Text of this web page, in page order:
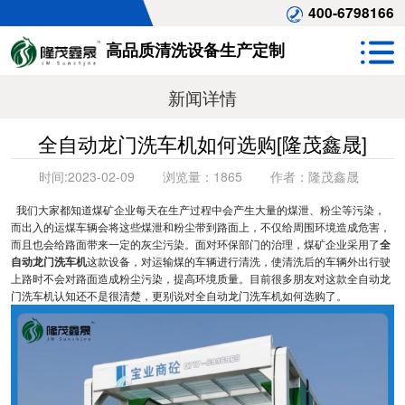
400-6798166
高品质清洗设备生产定制
新闻详情
全自动龙门洗车机如何选购[隆茂鑫晟]
时间:2023-02-09 浏览量： 1865 作者： 隆茂鑫晟
我们大家都知道煤矿企业每天在生产过程中会产生大量的煤泄、粉尘等污染，
而出入的运煤车辆会将这些煤泄和粉尘带到路面上，不仅给周围环境造成危害，
而且也会给路面带来一定的灰尘污染。面对环保部门的治理，煤矿企业采用了全
自动龙门洗车机这款设备，对运输煤的车辆进行清洗，使清洗后的车辆外出行驶
上路时不会对路面造成粉尘污染，提高环境质量。目前很多朋友对这款全自动龙
门洗车机认知还不是很清楚，更别说对全自动龙门洗车机如何选购了。